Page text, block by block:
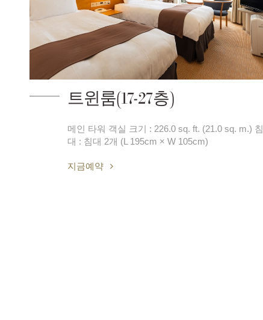
트윈룸(17-27층)
메인 타워 객실 크기 : 226.0 sq. ft. (21.0 sq. m.) 침
대 : 침대 2개 (L 195cm × W 105cm)
지금예약